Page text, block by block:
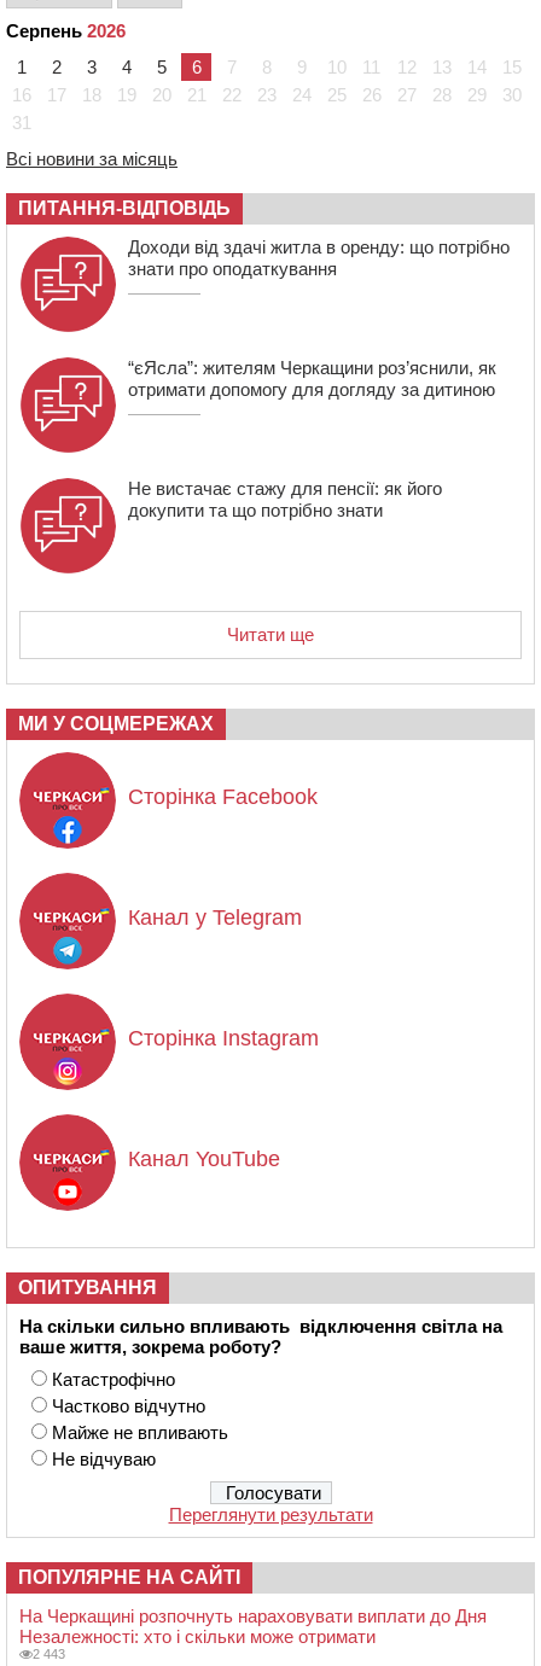
09:42 Ветерани МСК “Дніпро” вибороли бронзу чемпіонату
України
08:57
На Уманщині підрядника зобов’язали сплатити понад
08:20
Обрано претендента на посаду директора
Мокрокалигірського психоневрологічного інтернату
07:23 Уманські міграційники видворили з країни грузина,
який відсидів термін у колонії
Серпень 2026
1
2 3 4 5 6 7 8 9 10 11 12 13 14
15
16
17 18 19 20 21 22 23 24 25 26 27 28 29
30
31
Всі новини за місяць
ПИТАННЯ-ВІДПОВІДЬ
Доходи від здачі житла в оренду: що потрібно
знати про оподаткування
“єЯсла”: жителям Черкащини роз’яснили, як
отримати допомогу для догляду за дитиною
Не вистачає стажу для пенсії: як його
докупити та що потрібно знати
Читати ще
МИ У СОЦМЕРЕЖАХ
Сторінка Facebook
Канал у Telegram
Сторінка Instagram
Канал YouTube
ОПИТУВАННЯ
На скільки сильно впливають відключення світла на
ваше життя, зокрема роботу?
Катастрофічно
Частково відчутно
Майже не впливають
Не відчуваю
Переглянути результати
ПОПУЛЯРНЕ НА САЙТІ
На Черкащині розпочнуть нараховувати виплати до Дня
Незалежності: хто і скільки може отримати
2 443